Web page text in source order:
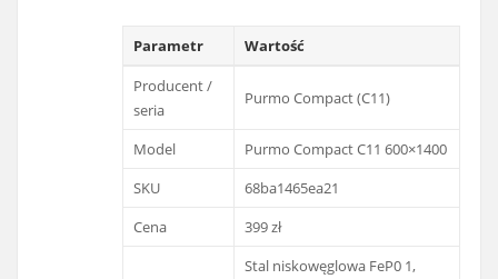
Parametr
Wartość
Producent /
seria
Purmo Compact (C11)
Model
Purmo Compact C11 600×1400
SKU
68ba1465ea21
Cena
399 zł
Stal niskowęglowa FeP0 1,